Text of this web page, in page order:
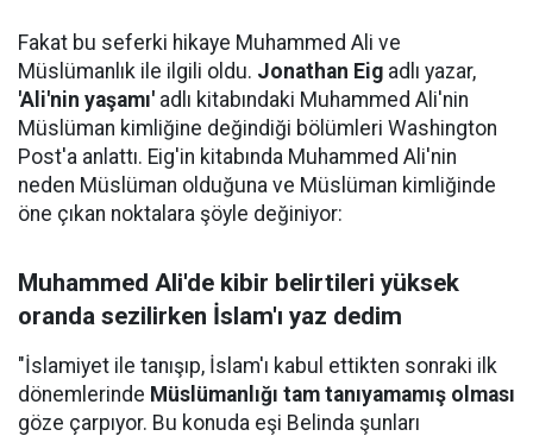
Fakat bu seferki hikaye Muhammed Ali ve
Müslümanlık ile ilgili oldu. Jonathan Eig adlı yazar,
'Ali'nin yaşamı' adlı kitabındaki Muhammed Ali'nin
Müslüman kimliğine değindiği bölümleri Washington
Post'a anlattı. Eig'in kitabında Muhammed Ali'nin
neden Müslüman olduğuna ve Müslüman kimliğinde
öne çıkan noktalara şöyle değiniyor:
Muhammed Ali'de kibir belirtileri yüksek
oranda sezilirken İslam'ı yaz dedim
"İslamiyet ile tanışıp, İslam'ı kabul ettikten sonraki ilk
dönemlerinde Müslümanlığı tam tanıyamamış olması
göze çarpıyor. Bu konuda eşi Belinda şunları